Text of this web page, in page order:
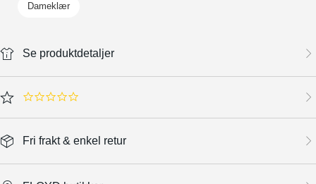
Dameklær
Se produktdetaljer
0.0 star rating
Fri frakt & enkel retur